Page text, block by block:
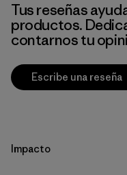
Tus reseñas
productos.
contarnos tu
Escribe una reseña
Impacto